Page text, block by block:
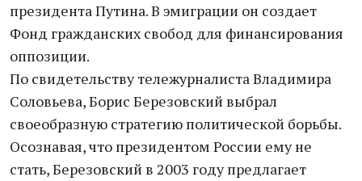
президента Путина. В эмиграции он создает
Фонд гражданских свобод для финансирования
оппозиции.
По свидетельству тележурналиста Владимира
Соловьева, Борис Березовский выбрал
своеобразную стратегию политической борьбы.
Осознавая, что президентом России ему не
стать, Березовский в 2003 году предлагает